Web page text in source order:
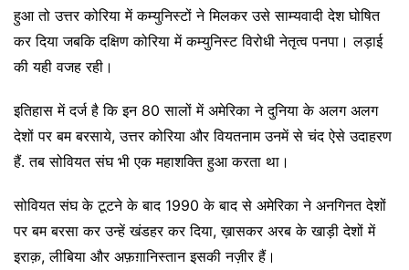
हुआ तो उत्तर कोरिया में कम्युनिस्टों ने मिलकर उसे साम्यवादी देश घोषित
कर दिया जबकि दक्षिण कोरिया में कम्युनिस्ट विरोधी नेतृत्व पनपा। लड़ाई
की यही वजह रही।
इतिहास में दर्ज है कि इन 80 सालों में अमेरिका ने दुनिया के अलग अलग
देशों पर बम बरसाये, उत्तर कोरिया और वियतनाम उनमें से चंद ऐसे उदाहरण
हैं. तब सोवियत संघ भी एक महाशक्ति हुआ करता था।
सोवियत संघ के टूटने के बाद 1990 के बाद से अमेरिका ने अनगिनत देशों
पर बम बरसा कर उन्हें खंडहर कर दिया, ख़ासकर अरब के खाड़ी देशों में
इराक़, लीबिया और अफ़ग़ानिस्तान इसकी नज़ीर हैं।